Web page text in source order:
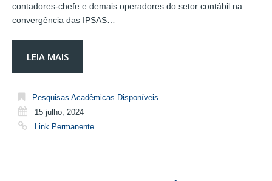
contadores-chefe e demais operadores do setor contábil na
convergência das IPSAS…
LEIA MAIS
Pesquisas Acadêmicas Disponíveis
15 julho, 2024
Link Permanente